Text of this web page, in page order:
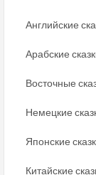
Английские
Арабские
Восточные
Немецкие
Японские
Китайские